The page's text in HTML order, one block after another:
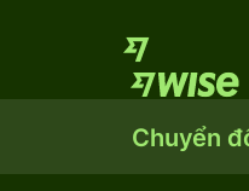
Chuyển